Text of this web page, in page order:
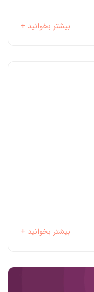
بیشتر بخوانید +
بیشتر بخوانید +